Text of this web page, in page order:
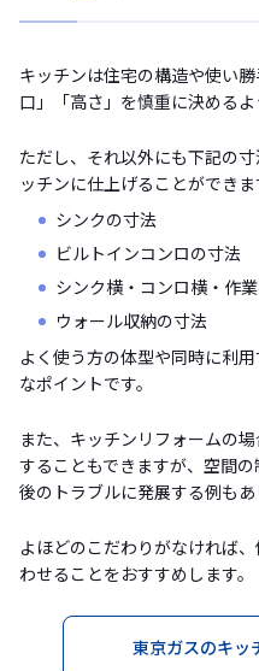
キッチンは住宅の構造や使い
口」「高さ」を慎重に決めるよ
ただし、それ以外にも下記の
ッチンに仕上げることができま
シンクの寸法
ビルトインコンロの寸法
シンク横・コンロ横・作
ウォール収納の寸法
よく使う方の体型や同時に利
なポイントです。
また、キッチンリフォームの
することもできますが、空間
後のトラブルに発展する例もあ
よほどのこだわりがなければ
わせることをおすすめします。
東京ガスのキッ